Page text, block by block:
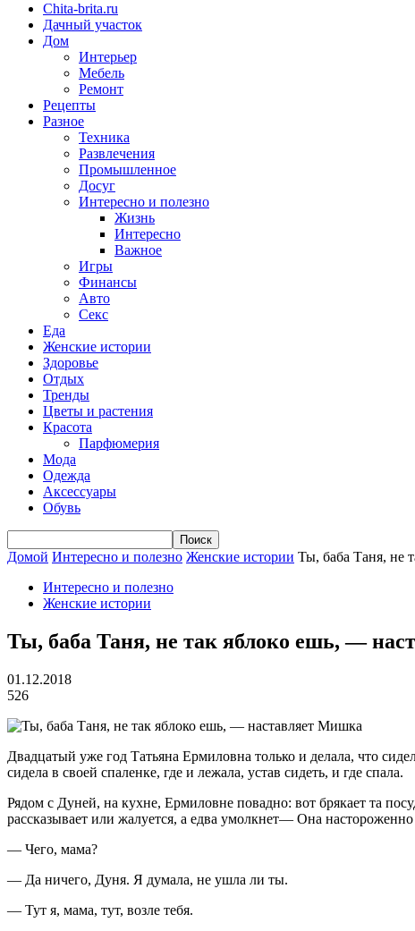
Chita-brita.ru
Дачный участок
Дом
Интерьер
Мебель
Ремонт
Рецепты
Разное
Техника
Развлечения
Промышленное
Досуг
Интересно и полезно
Жизнь
Интересно
Важное
Игры
Финансы
Авто
Секс
Еда
Женские истории
Здоровье
Отдых
Тренды
Цветы и растения
Красота
Парфюмерия
Мода
Одежда
Аксессуары
Обувь
Домой Интересно и полезно Женские истории Ты, баба Таня, не
Интересно и полезно
Женские истории
Ты, баба Таня, не так яблоко ешь, —
01.12.2018
526
Двадцатый уже год Татьяна Ермиловна только и делала, что
сидела в своей спаленке, где и лежала, устав сидеть, и где спала.
Рядом с Дуней, на кухне, Ермиловне повадно: вот брякает та
рассказывает или жалуется, а едва умолкнет— Она
— Чего, мама?
— Да ничего, Дуня. Я думала, не ушла ли ты.
— Тут я, мама, тут, возле тебя.